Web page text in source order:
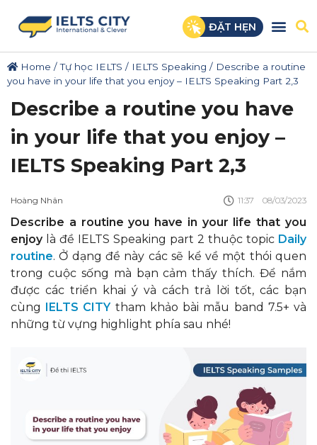
ĐẶT HẸN
Home /Tự học IELTS / IELTS Speaking / Describe a routine
you have in your life that you enjoy – IELTS Speaking Part 2,3
Describe a routine you have
in your life that you enjoy –
IELTS Speaking Part 2,3
Hoàng Nhân 11:37 08/03/2023
Describe a routine you have in your life that you
enjoylà đề IELTS Speaking part 2 thuộc topic Daily
routine. Ở dạng đề này các sẽ kể về một thói quen
trong cuộc sống mà bạn cảm thấy thích. Để nắm
được các triển khai ý và cách trả lời tốt, các bạn
cùng IELTS CITYtham khảo bài mẫu band 7.5+ và
những từ vựng highlight phía sau nhé!